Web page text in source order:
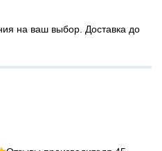
на ваш выбор. Доставка до